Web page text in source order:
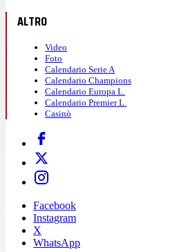
ALTRO
Video
Foto
Calendario Serie A
Calendario Champions
Calendario Europa L.
Calendario Premier L.
Casinò
Facebook
Instagram
X
WhatsApp